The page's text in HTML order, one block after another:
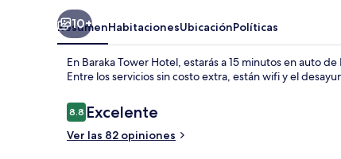
10+
ResumenHabitacionesUbicaciónPolíticas
En Baraka Tower Hotel, estarás a 15 minutos en auto
Entre los servicios sin costo extra, están wifi y el
Opiniones
8.88.8 de 10,
Excelente
Ver las 82 opiniones